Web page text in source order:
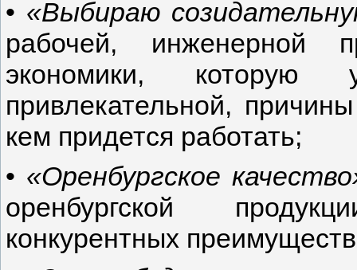
• «Выбираю
рабочей, инженерной
экономики, которую
привлекательной,
кем придется работать;
• «Оренбургское
оренбургской
конкурентных